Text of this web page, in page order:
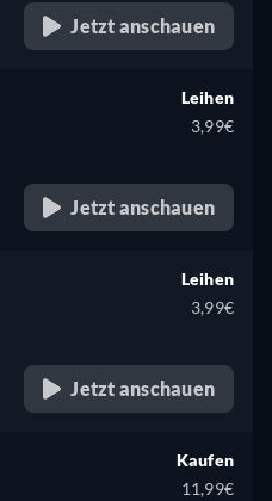
Jetzt anschauen
Leihen
3,99€
Jetzt anschauen
Leihen
3,99€
Jetzt anschauen
Kaufen
11,99€